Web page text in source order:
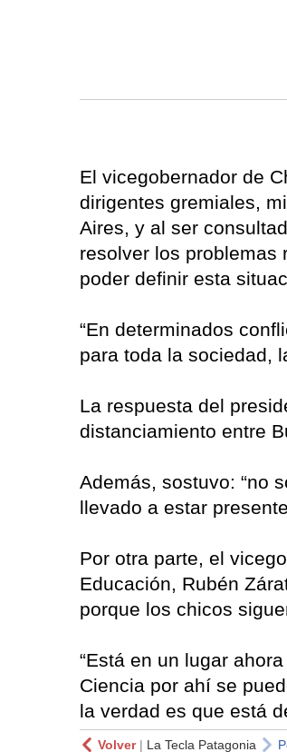
El vicegobernador de
dirigentes gremiales,
Aires, y al ser
resolver los problemas
poder definir esta
“En determinados
para toda la sociedad,
La respuesta del
distanciamiento entre
Además, sostuvo: “no
llevado a estar
Por otra parte, el
Educación, Rubén
porque los chicos
“Está en un lugar
Ciencia por ahí se
la verdad es que está
Volver| La Tecla Patagonia